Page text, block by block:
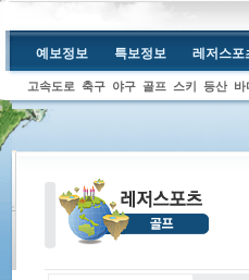
예보정보 특보정보 레저스포
고속도로 축구 야구 골프 스키 등산 바